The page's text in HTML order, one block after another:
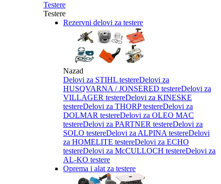
Testere
Testere
Rezervni delovi za testere
Nazad
Delovi za STIHL testereDelovi za
HUSQVARNA / JONSERED testereDelovi za
VILLAGER testereDelovi za KINESKE
testereDelovi za THORP testereDelovi za
DOLMAR testereDelovi za OLEO MAC
testereDelovi za PARTNER testereDelovi za
SOLO testereDelovi za ALPINA testereDelovi
za HOMELITE testereDelovi za ECHO
testereDelovi za McCULLOCH testereDelovi za
AL-KO testere
Oprema i alat za testere